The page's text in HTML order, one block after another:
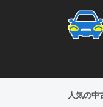
人気の中